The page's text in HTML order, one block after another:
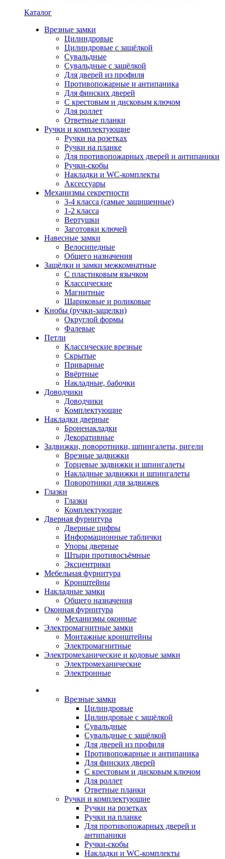
Каталог
Врезные замки
Цилиндровые
Цилиндровые с защёлкой
Сувальдные
Сувальдные с защёлкой
Для дверей из профиля
Противопожарные и антипаника
Для финских дверей
С крестовым и дисковым ключом
Для роллет
Ответные планки
Ручки и комплектующие
Ручки на розетках
Ручки на планке
Для противопожарных дверей и антипаники
Ручки-скобы
Накладки и WC-комплекты
Аксессуары
Механизмы секретности
3-4 класса (самые защищенные)
1-2 класса
Вертушки
Заготовки ключей
Навесные замки
Велосипедные
Общего назначения
Защёлки и замки межкомнатные
С пластиковым язычком
Классические
Магнитные
Шариковые и роликовые
Кнобы (ручки-защелки)
Округлой формы
Фалевые
Петли
Классические врезные
Скрытые
Приварные
Ввёртные
Накладные, бабочки
Доводчики
Доводчики
Комплектующие
Накладки дверные
Броненакладки
Декоративные
Задвижки, поворотники, шпингалеты, ригели
Врезные задвижки
Торцевые задвижки и шпингалеты
Накладные задвижки и шпингалеты
Поворотники для задвижек
Глазки
Глазки
Комплектующие
Дверная фурнитура
Дверные цифры
Информационные таблички
Упоры дверные
Штыри противосъёмные
Эксцентрики
Мебельная фурнитура
Кронштейны
Накладные замки
Общего назначения
Оконная фурнитура
Механизмы оконные
Электромагнитные замки
Монтажные кронштейны
Электромагнитные
Электромеханические и кодовые замки
Электромеханические
Электронные
Врезные замки
Цилиндровые
Цилиндровые с защёлкой
Сувальдные
Сувальдные с защёлкой
Для дверей из профиля
Противопожарные и антипаника
Для финских дверей
С крестовым и дисковым ключом
Для роллет
Ответные планки
Ручки и комплектующие
Ручки на розетках
Ручки на планке
Для противопожарных дверей и
антипаники
Ручки-скобы
Накладки и WC-комплекты